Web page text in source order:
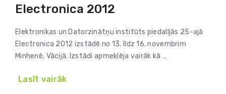
Electronica 2012
Elektronikas un Datorzinātņu institūts piedalījās 25-ajā
Electronica 2012 izstādē no 13. līdz 16. novembrim
Minhenē, Vācijā. Izstādi apmeklēja vairāk kā …
Lasīt vairāk